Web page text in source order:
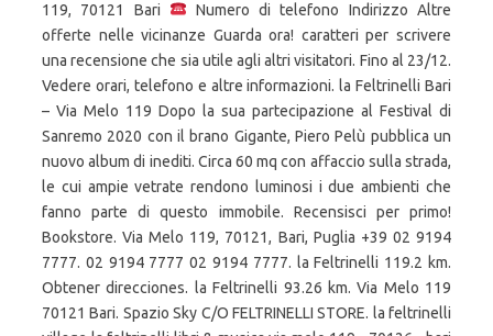
119, 70121 Bari
Numero di telefono Indirizzo Altre
offerte nelle vicinanze Guarda ora! caratteri per scrivere
una recensione che sia utile agli altri visitatori. Fino al 23/12.
Vedere orari, telefono e altre informazioni. la Feltrinelli Bari
– Via Melo 119 Dopo la sua partecipazione al Festival di
Sanremo 2020 con il brano Gigante, Piero Pelù pubblica un
nuovo album di inediti. Circa 60 mq con affaccio sulla strada,
le cui ampie vetrate rendono luminosi i due ambienti che
fanno parte di questo immobile. Recensisci per primo!
Bookstore. Via Melo 119, 70121, Bari, Puglia +39 02 9194
7777. 02 9194 7777 02 9194 7777. la Feltrinelli 119.2 km.
Obtener direcciones. la Feltrinelli 93.26 km. Via Melo 119
70121 Bari. Spazio Sky C/O FELTRINELLI STORE. la feltrinelli